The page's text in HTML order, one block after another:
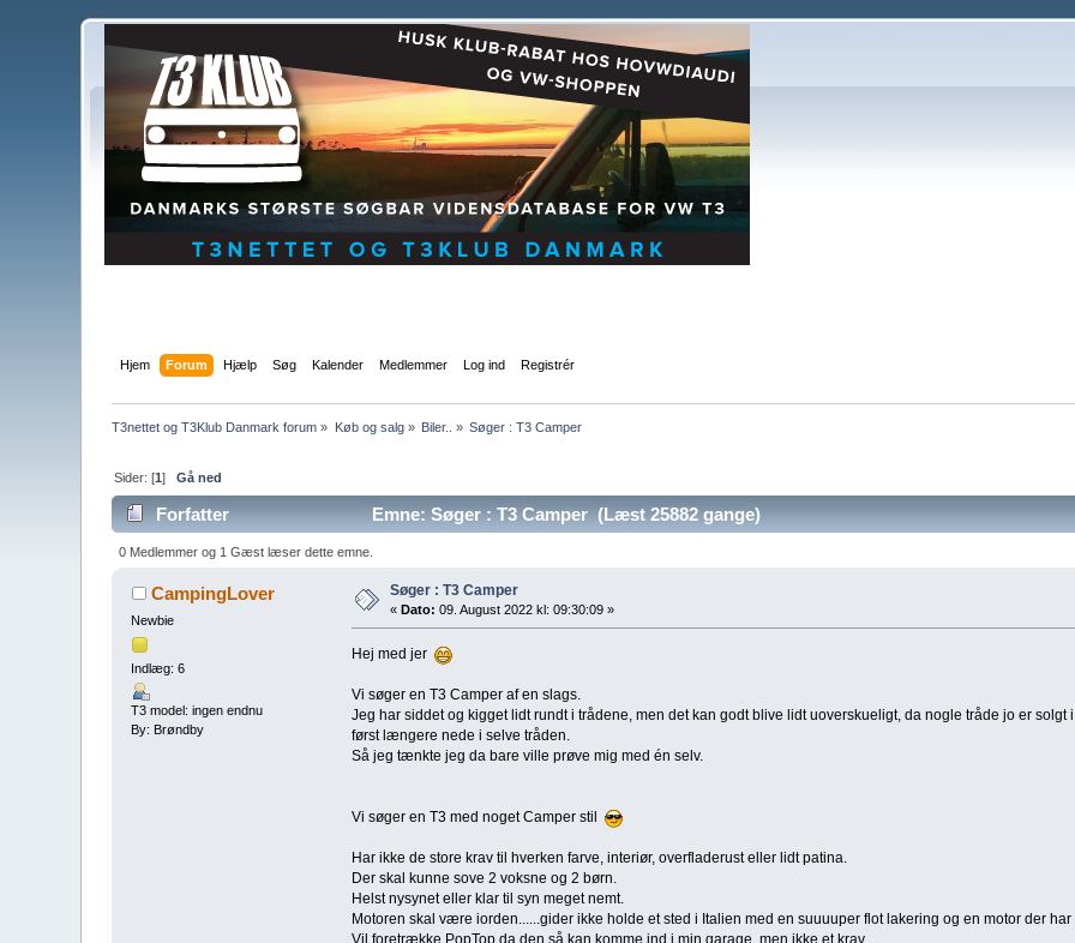
Hjem Forum Hjælp Søg Kalender Medlemmer Log ind Registrér
T3nettet og T3Klub Danmark forum » Køb og salg» Biler.. » Søger : T3 Camper
Sider: [1]Gå ned
Forfatter Emne: Søger : T3 Camper (Læst 25882 gange)
0 Medlemmer og 1 Gæst læser dette emne.
CampingLover
Newbie
Indlæg: 6
T3 model: ingen endnu
By: Brøndby
Søger : T3 Camper
«Dato: 09. August 2022 kl: 09:30:09 »
Hej med jer
Vi søger en T3 Camper af en slags.
Jeg har siddet og kigget lidt rundt i trådene, men det kan godt blive lidt uoverskueligt, da nogle tråde jo er
først længere nede i selve tråden.
Så jeg tænkte jeg da bare ville prøve mig med én selv.
Vi søger en T3 med noget Camper stil
Har ikke de store krav til hverken farve, interiør, overfladerust eller lidt patina.
Der skal kunne sove 2 voksne og 2 børn.
Helst nysynet eller klar til syn meget nemt.
Motoren skal være iorden......gider ikke holde et sted i Italien med en suuuuper flot lakering og en motor der har
Vil foretrække PopTop da den så kan komme ind i min garage, men ikke et krav.